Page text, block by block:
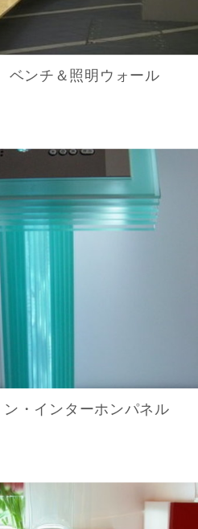
ンチ＆照明ウォール
・インターホンパネル
注意事項
ポリシー
または当社サービスのご案内のた
用契約に関し，お客様に発生した
の送付が遅くなったり、送付
あらかじめご了承ください。
じる
じる